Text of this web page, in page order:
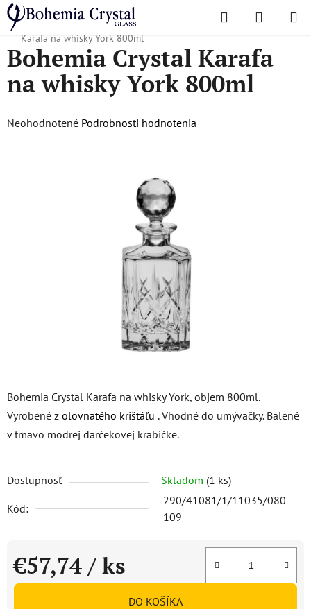
Prejsť
na
obsah
Hľadať
KOŠÍK
Domov
/ Karafy Karafy na whisky, rum a pálenku
Bohemia Crystal
Karafa na whisky York 800ml
Bohemia Crystal Karafa na whisky York, objem 800ml.
Vyrobené z olovnatého krištáľu . Vhodné do umývačky. Balené
v tmavo modrej darčekovej krabičke.
Dostupnosť Skladom (1 ks)
Kód:
290/41081/1/11035/080-
109
€57,74 / ks
Jednotková cena:
DO KOŠÍKA
Bohemia Crystal Karafa
na whisky York 800ml
Priemerné
Neohodnotené Podrobnosti hodnotenia